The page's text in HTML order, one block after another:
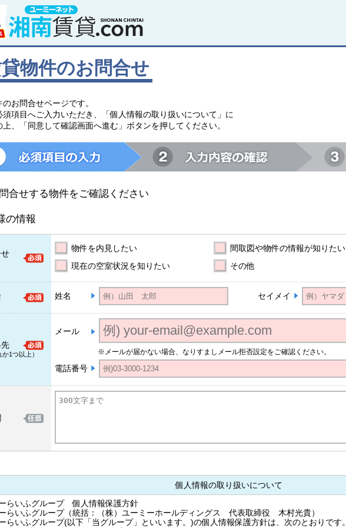
物件のお問合せ
お問合せページです。
須項目へご入力いただき、「個人情報の取り扱いについて」に
上、「同意して確認画面へ進む」ボタンを押してください。
合せする物件をご確認ください
の情報
物件を内見したい
間取図や物件の情報が知りたい
現在の空室状況を知りたい
その他
姓名 セイメイ
か1つ以上）
メール
※メールが届かない場合、なりすましメール拒否設定をご確認ください。
電話番号
個人情報の取り扱いについて
らいふグループ 個人情報保護方針
らいふグループ（統括：（株）ユーミーホールディングス 代表取締役 木村光貴）
らいふグループ(以下「当グループ」といいます。)の個人情報保護方針は、次のとおりです。